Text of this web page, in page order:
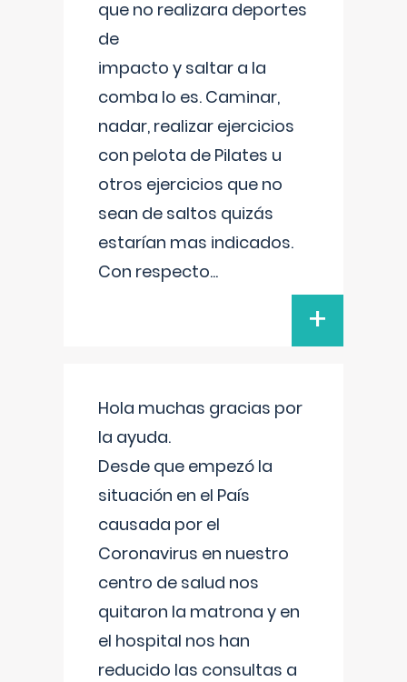
que no realizara deportes
de
impacto y saltar a la
comba lo es. Caminar,
nadar, realizar ejercicios
con pelota de Pilates u
otros ejercicios que no
sean de saltos quizás
estarían mas indicados.
Con respecto...
+
Hola muchas gracias por
la ayuda.
Desde que empezó la
situación en el País
causada por el
Coronavirus en nuestro
centro de salud nos
quitaron la matrona y en
el hospital nos han
reducido las consultas a